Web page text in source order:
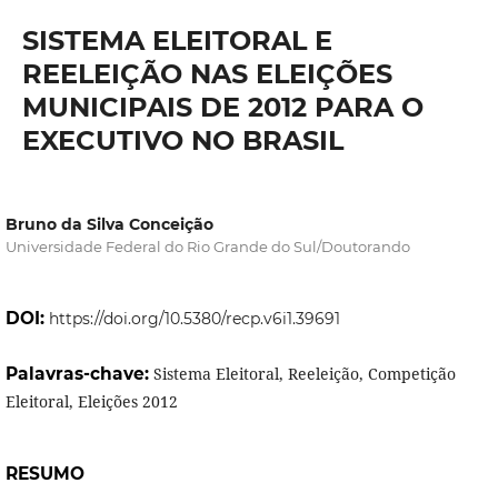
SISTEMA ELEITORAL E
REELEIÇÃO NAS ELEIÇÕES
MUNICIPAIS DE 2012 PARA O
EXECUTIVO NO BRASIL
Bruno da Silva Conceição
Universidade Federal do Rio Grande do Sul/Doutorando
DOI: https://doi.org/10.5380/recp.v6i1.39691
Palavras-chave: Sistema Eleitoral, Reeleição, Competição
Eleitoral, Eleições 2012
RESUMO